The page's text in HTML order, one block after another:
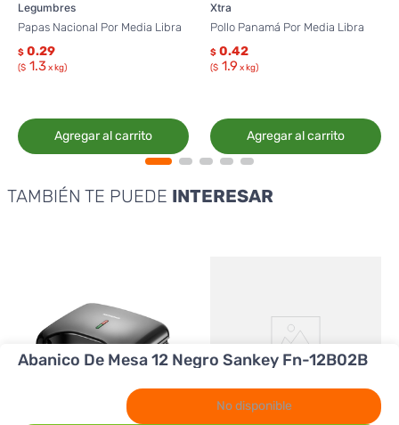
Legumbres
Papas Nacional Por Media Libra
$ 0.29
($ 1.3x kg)
Agregar al carrito
Xtra
Pollo Panamá Por Media Libra
$ 0.42
($ 1.9 x kg)
Agregar al carrito
TAMBIÉN TE PUEDE INTERESAR
Abanico De Mesa 12 Negro Sankey Fn-12B02B
No disponible